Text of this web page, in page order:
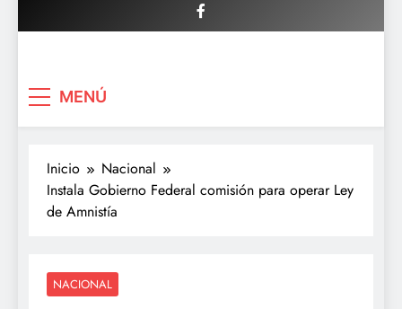
MENÚ
Inicio
Nacional
Instala Gobierno Federal comisión para operar Ley
de Amnistía
NACIONAL